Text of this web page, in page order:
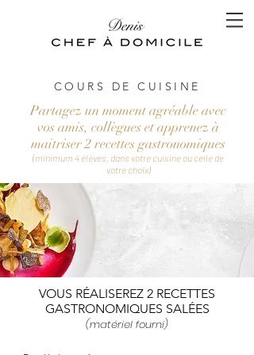
COURS DE CUISINE
Partagez un moment agréable avec
vos amis, collègues et apprenez à
maitriser 2 recettes gastronomiques
(minimum 4 élèves, dans votre cuisine ou celle de
votre choix)
VOUS RÉALISEREZ 2 RECETTES
GASTRONOMIQUES SALÉES
(matériel fourni)